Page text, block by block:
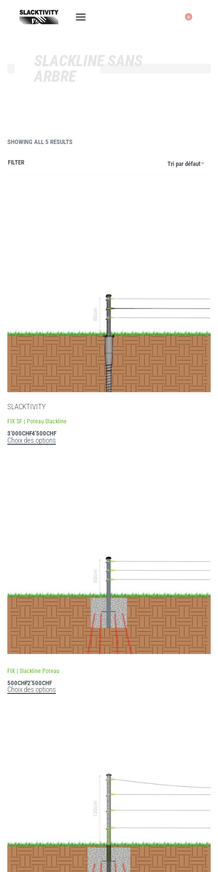
0
SLACKLINE SANS
ARBRE
SHOWING ALL 5 RESULTS
Tri par défaut
FILTER
SLACKTIVITY
FIX SF | Poteau Slackline
3'000CHF4'500CHF
Choix des options
FIX | Slackline Poteau
500CHF2'500CHF
Choix des options